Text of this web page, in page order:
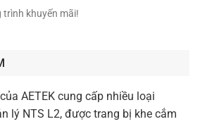
trình khuyến mãi!
AETEK cung cấp nhiều loại
lý NTS L2, được trang bị khe cắm